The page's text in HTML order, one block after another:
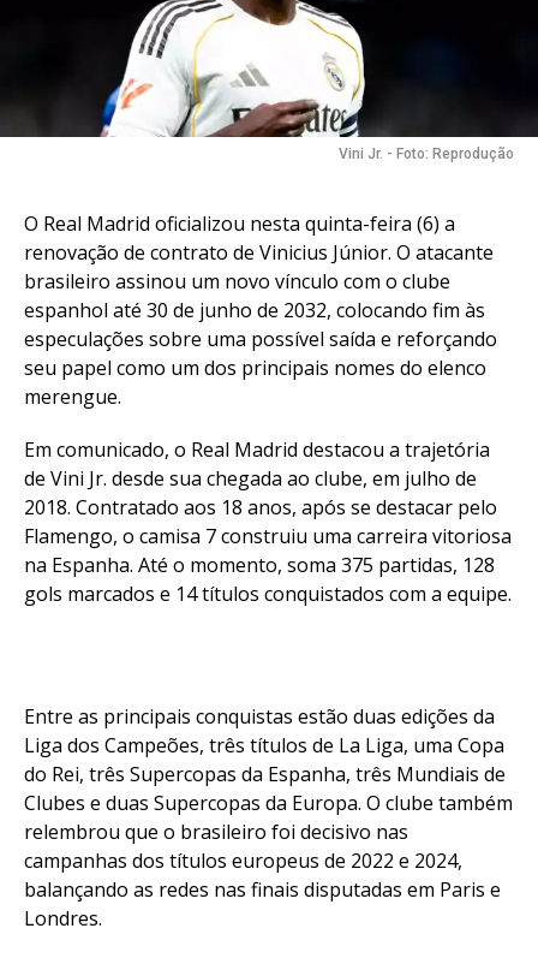
Vini Jr. - Foto: Reprodução
O Real Madrid oficializou nesta quinta-feira (6) a
renovação de contrato de Vinicius Júnior. O atacante
brasileiro assinou um novo vínculo com o clube
espanhol até 30 de junho de 2032, colocando fim às
especulações sobre uma possível saída e reforçando
seu papel como um dos principais nomes do elenco
merengue.
Em comunicado, o Real Madrid destacou a trajetória
de Vini Jr. desde sua chegada ao clube, em julho de
2018. Contratado aos 18 anos, após se destacar pelo
Flamengo, o camisa 7 construiu uma carreira vitoriosa
na Espanha. Até o momento, soma 375 partidas, 128
gols marcados e 14 títulos conquistados com a equipe.
Entre as principais conquistas estão duas edições da
Liga dos Campeões, três títulos de La Liga, uma Copa
do Rei, três Supercopas da Espanha, três Mundiais de
Clubes e duas Supercopas da Europa. O clube também
relembrou que o brasileiro foi decisivo nas
campanhas dos títulos europeus de 2022 e 2024,
balançando as redes nas finais disputadas em Paris e
Londres.